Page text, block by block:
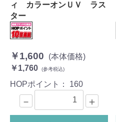
ィ カラーオンＵＶ ラス
ター
￥1,600
(本体価格)
￥1,760
(参考税込)
HOPポイント： 160
－ ＋